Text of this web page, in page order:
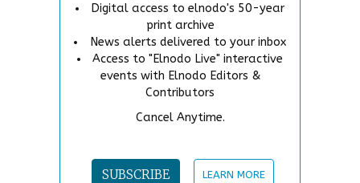
Digital access to elnodo's 50-year
print archive
News alerts delivered to your inbox
Access to "Elnodo Live" interactive
events with Elnodo Editors &
Contributors
Cancel Anytime.
SUBSCRIBE LEARN MORE